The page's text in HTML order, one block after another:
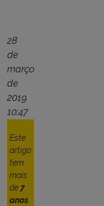
28
de
março
de
2019
10:47
Este
artigo
tem
mais
de 7
anos